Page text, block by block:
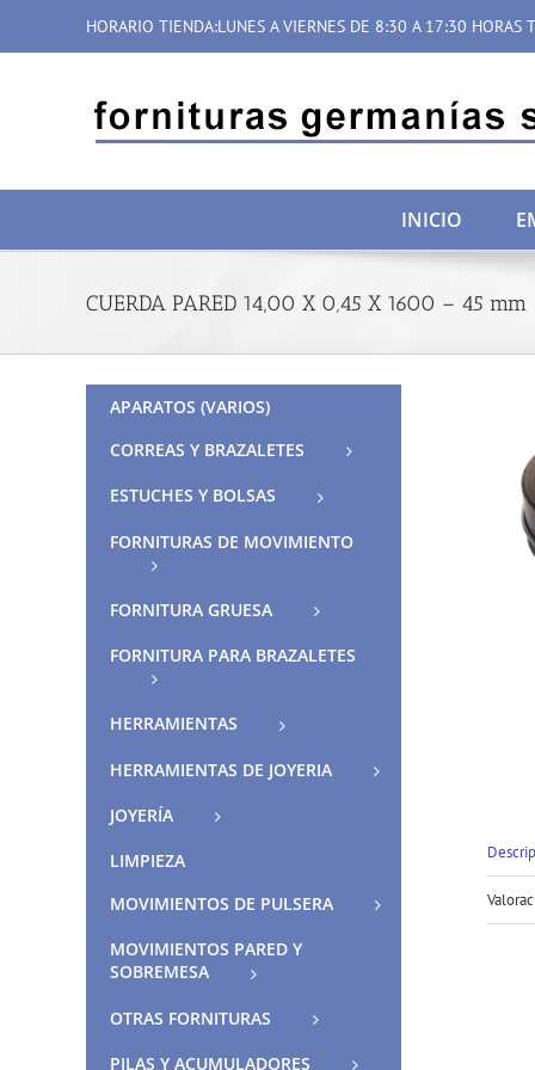
contenido
HORARIO TIENDA:LUNES A VIERNES DE 8:30 A 17:30
INICIO
CUERDA PARED 14,00 X 0,45 X 1600 – 45 mm
APARATOS (VARIOS)
CORREAS Y BRAZALETES
ESTUCHES Y BOLSAS
FORNITURAS DE MOVIMIENTO
FORNITURA GRUESA
FORNITURA PARA BRAZALETES
HERRAMIENTAS
HERRAMIENTAS DE JOYERIA
JOYERÍA
LIMPIEZA
MOVIMIENTOS DE PULSERA
MOVIMIENTOS PARED Y
SOBREMESA
OTRAS FORNITURAS
PILAS Y ACUMULADORES